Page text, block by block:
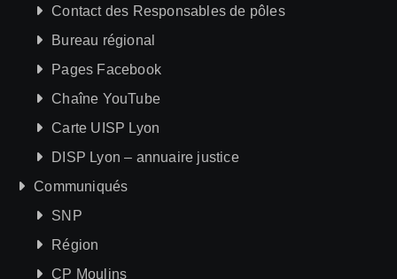
Contact des Responsables de pôles
Bureau régional
Pages Facebook
Chaîne YouTube
Carte UISP Lyon
DISP Lyon – annuaire justice
Communiqués
SNP
Région
CP Moulins